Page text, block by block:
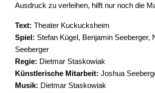
Ausdruck zu verleihen, hilft nur noch die
Text: Theater Kuckucksheim
Spiel: Stefan Kügel, Benjamin Seeberger,
Seeberger
Regie: Dietmar Staskowiak
Künstlerische Mitarbeit: Joshua
Musik: Dietmar Staskowiak